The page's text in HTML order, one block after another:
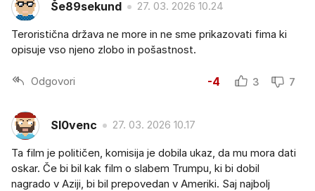
Še89sekund 27. 03. 2026 10.24
Teroristična država ne more in ne sme prikazovati fima ki
opisuje vso njeno zlobo in pošastnost.
Odgovori -4 3 7
Sl0venc 27. 03. 2026 10.17
Ta film je političen, komisija je dobila ukaz, da mu mora dati
oskar. Če bi bil kak film o slabem Trumpu, ki bi dobil
nagrado v Aziji, bi bil prepovedan v Ameriki. Saj najbolj